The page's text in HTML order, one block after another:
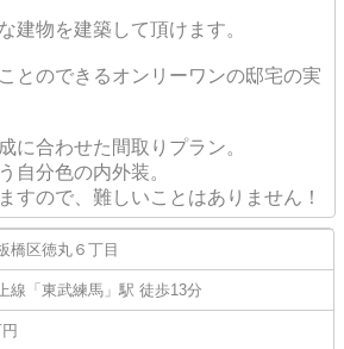
建物を建築して頂けます。
とのできるオンリーワンの邸宅の実
に合わせた間取りプラン。
自分色の内外装。
すので、難しいことはありません！
橋区徳丸 ６丁目
線 「東武練馬 」駅 徒歩13分